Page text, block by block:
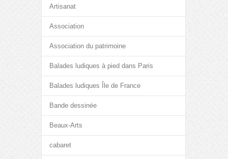
Artisanat
Association
Association du patrimoine
Balades ludiques à pied dans Paris
Balades ludiques Île de France
Bande dessinée
Beaux-Arts
cabaret